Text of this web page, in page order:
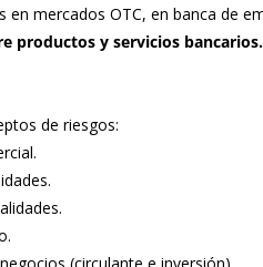
en mercados OTC, en banca de
productos y servicios bancarios.
de riesgos: